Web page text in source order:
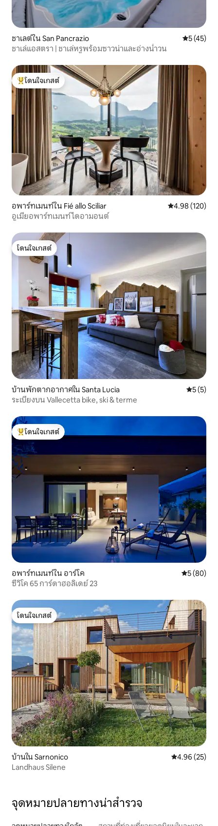
ชาเลต์ใน San Pancrazio คะแนนเฉลี่
5 (45)
ชาเล่แอสตรา | ชาเล่หรูพร้อมซาวน่าและอ่างน้ำวน
โดนใจเกสต์ที่สุด
โดนใจเกสต์
อพาร์ทเมนท์ใน Fié allo Sciliar คะแนนเฉลี่ย
4.98 (120)
อูเมียอพาร์ทเมนท์ไดอามอนต์
โดนใจเกสต์
โดนใจเกสต์
บ้านพักตากอากาศใน Santa Lucia คะแนนเฉ
5 (5)
ระเบียงบน Vallecetta bike, ski & terme
โดนใจเกสต์ที่สุด
โดนใจเกสต์
อพาร์ทเมนท์ใน อาร์โค คะแนนเฉลี่
5 (80)
ซีวิโค 65 การ์ดาฮอลิเดย์ 23
โดนใจเกสต์
โดนใจเกสต์
บ้านใน Sarnonico คะแนนเฉลี่ย
4.96 (25)
Landhaus Silene
จุดหมายปลายทางน่าสำรวจ